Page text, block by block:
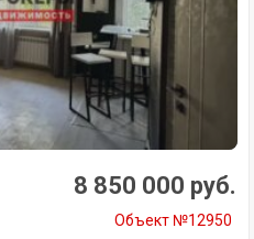
8 850 000 руб.
Объект №12950